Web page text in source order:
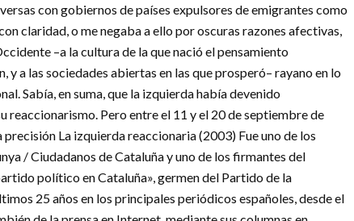
con gobiernos de países expulsores de emigrantes como
claridad, o me negaba a ello por oscuras razones afectivas,
–a la cultura de la que nació el pensamiento
a las sociedades abiertas en las que prosperó– rayano en lo
Sabía, en suma, que la izquierda había devenido
reaccionarismo. Pero entre el 11 y el 20 de septiembre de
La izquierda reaccionaria (2003) Fue uno de los
/ Ciudadanos de Cataluña y uno de los firmantes del
político en Cataluña», germen del Partido de la
25 años en los principales periódicos españoles, desde el